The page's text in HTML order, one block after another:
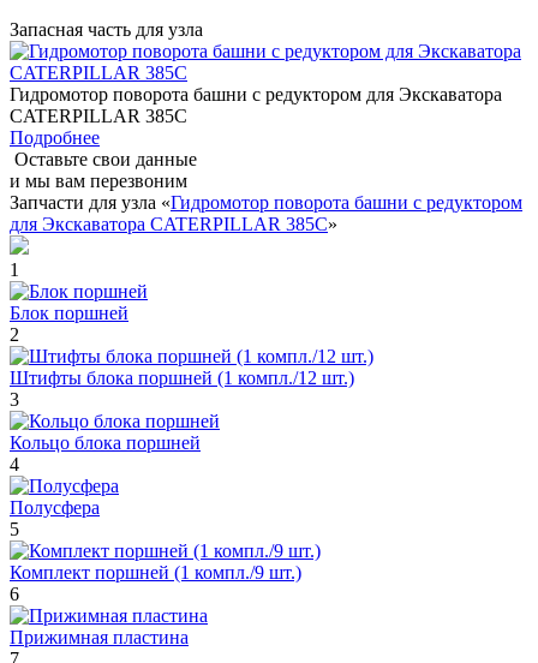
Запасная часть для узла
Гидромотор поворота башни с редуктором для Экскаватора
CATERPILLAR 385C
Подробнее
Оставьте свои данные
и мы вам перезвоним
Запчасти для узла «Гидромотор поворота башни с редуктором
для Экскаватора CATERPILLAR 385C»
1
Блок поршней
2
Штифты блока поршней (1 компл./12 шт.)
3
Кольцо блока поршней
4
Полусфера
5
Комплект поршней (1 компл./9 шт.)
6
Прижимная пластина
7